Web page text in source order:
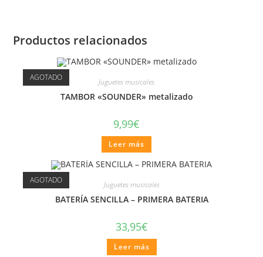
Productos relacionados
AGOTADO Juguetes musicales
TAMBOR «SOUNDER» metalizado
9,99€
Leer más
AGOTADO Juguetes musicales
BATERÍA SENCILLA – PRIMERA BATERIA
33,95€
Leer más